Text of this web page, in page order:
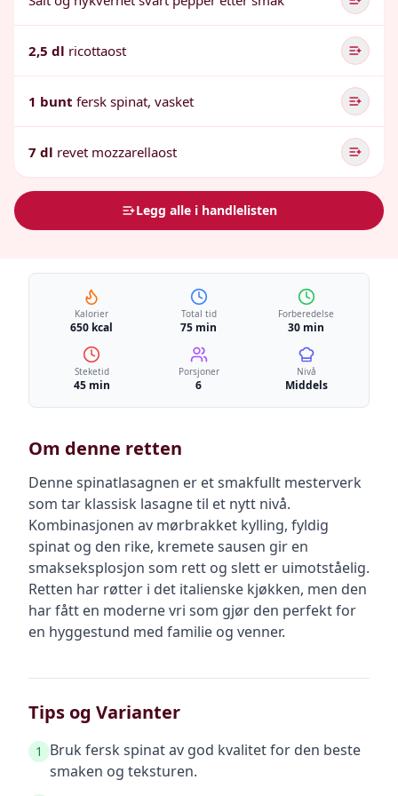
2,5 dl ricottaost
1 bunt fersk spinat, vasket
7 dl revet mozzarellaost
Legg alle i handlelisten
Kalorier
650 kcal
Total tid
75 min
Forberedelse
30 min
Steketid
45 min
Porsjoner
6
Nivå
Middels
Om denne retten
Denne spinatlasagnen er et smakfullt mesterverk
som tar klassisk lasagne til et nytt nivå.
Kombinasjonen av mørbrakket kylling, fyldig
spinat og den rike, kremete sausen gir en
smakseksplosjon som rett og slett er uimotståelig.
Retten har røtter i det italienske kjøkken, men den
har fått en moderne vri som gjør den perfekt for
en hyggestund med familie og venner.
Tips og Varianter
1
Bruk fersk spinat av god kvalitet for den beste
smaken og teksturen.